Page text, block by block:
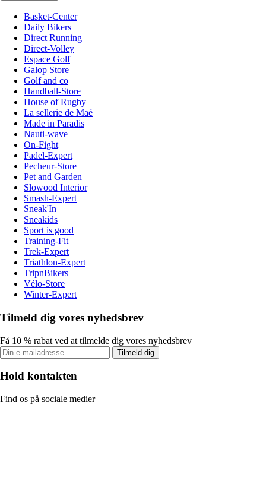
Basket-Center
Daily Bikers
Direct Running
Direct-Volley
Espace Golf
Galop Store
Golf and co
Handball-Store
House of Rugby
La sellerie de Maé
Made in Paradis
Nauti-wave
On-Fight
Padel-Expert
Pecheur-Store
Pet and Garden
Slowood Interior
Smash-Expert
Sneak'In
Sneakids
Sport is good
Training-Fit
Trek-Expert
Triathlon-Expert
TripnBikers
Vélo-Store
Winter-Expert
Tilmeld dig vores nyhedsbrev
Få 10 % rabat ved at tilmelde dig vores nyhedsbrev
Tilmeld dig
Hold kontakten
Find os på sociale medier